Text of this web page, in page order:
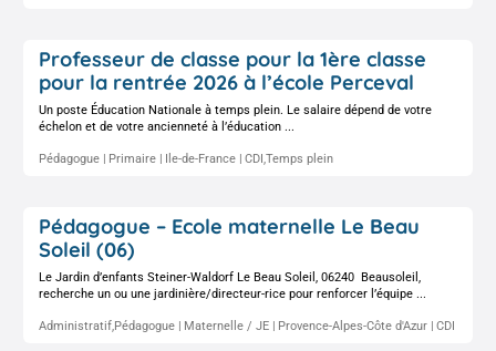
Professeur de classe pour la 1ère classe
pour la rentrée 2026 à l’école Perceval
Un poste Éducation Nationale à temps plein. Le salaire dépend de votre
échelon et de votre ancienneté à l’éducation ...
Pédagogue Primaire Ile-de-France CDI,Temps plein
Pédagogue – Ecole maternelle Le Beau
Soleil (06)
Le Jardin d’enfants Steiner-Waldorf Le Beau Soleil, 06240 Beausoleil,
recherche un ou une jardinière/directeur-rice pour renforcer l’équipe ...
Administratif,Pédagogue Maternelle / JE Provence-Alpes-Côte d'Azur CDI